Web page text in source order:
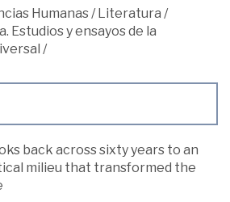
Humanas /Literatura /
Estudios y ensayos de la
/
back across sixty years to an
milieu that transformed the